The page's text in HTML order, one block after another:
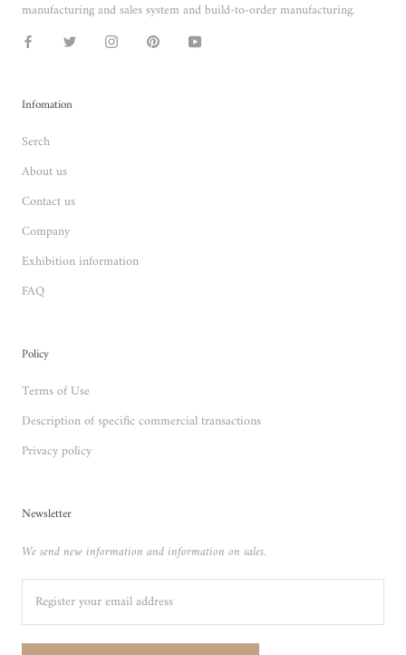
manufacturing and sales system and build-to-order manufacturing.
Infomation
Serch
About us
Contact us
Company
Exhibition information
FAQ
Policy
Terms of Use
Description of specific commercial transactions
Privacy policy
Newsletter
We send new information and information on sales.